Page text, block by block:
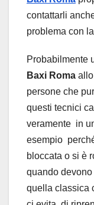
contattarli
problema con
Probabilmente
Baxi Roma
persone che
questi tecnici
veramente in
esempio
bloccata o si è
quando
quella classica